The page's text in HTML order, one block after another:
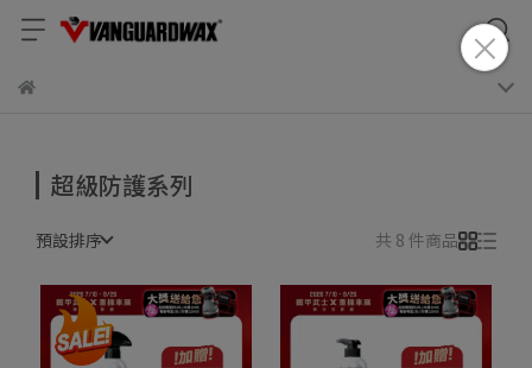
超級防護系列
預設排序 共 8 件商品